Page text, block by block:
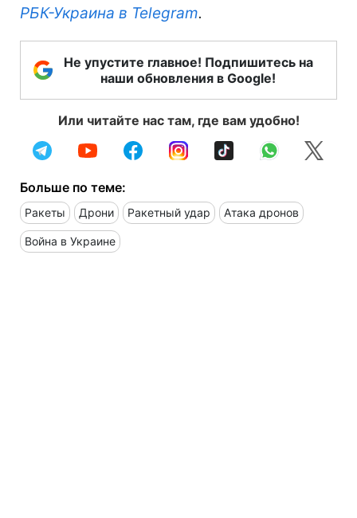
РБК-Украина в Telegram.
Не упустите главное! Подпишитесь на
наши обновления в Google!
Или читайте нас там, где вам удобно!
Больше по теме:
Ракеты Дрони Ракетный удар Атака дронов
Война в Украине